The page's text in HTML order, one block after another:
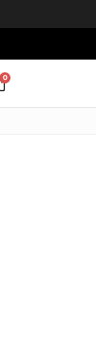
0